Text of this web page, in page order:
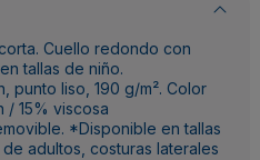
Cuello redondo con
tallas de niño.
punto liso, 190 g/m². Color
/ 15% viscosa
*Disponible en tallas
adultos, costuras laterales